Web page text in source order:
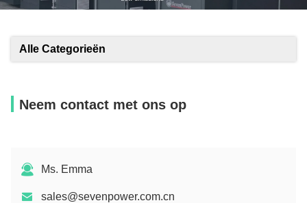
Alle Categorieën
Neem contact met ons op
Ms. Emma
sales@sevenpower.com.cn